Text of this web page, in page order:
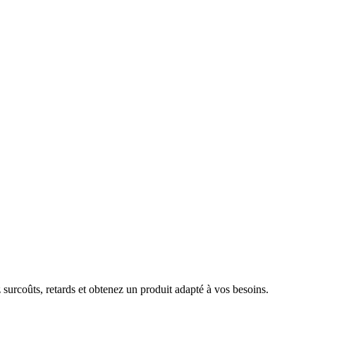
retards et obtenez un produit adapté à vos besoins.